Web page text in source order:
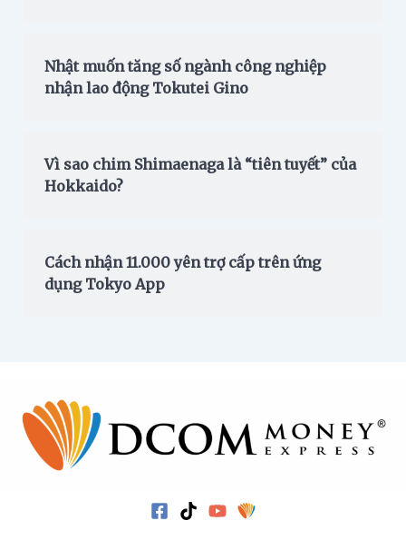
Nhật muốn tăng số ngành công nghiệp
nhận lao động Tokutei Gino
Vì sao chim Shimaenaga là “tiên tuyết” của
Hokkaido?
Cách nhận 11.000 yên trợ cấp trên ứng
dụng Tokyo App